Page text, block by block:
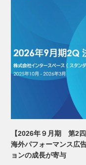
【2026年９月期 第2
海外パフォーマンス広
ョンの成長が寄与